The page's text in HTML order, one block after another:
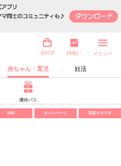
赤ちゃん・育児 妊活
SHOP 内祝い メニュー
優待パス
SNS キャンペーン 写真スタジオ